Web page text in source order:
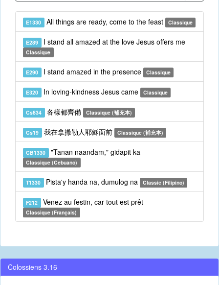
E1330 All things are ready, come to the feast Classique
E289 I stand all amazed at the love Jesus offers me
Classique
E290 I stand amazed in the presence Classique
E320 In loving-kindness Jesus came Classique
Cs834 各樣都齊備 Classique (補充本)
Cs19 我在拿撒勒人耶穌面前 Classique (補充本)
CB1330 "Tanan naandam," gidapit ka
Classique (Cebuano)
T1330 Pista'y handa na, dumulog na Classic (Filipino)
F212 Venez au festin, car tout est prêt
Classique (Français)
Colossiens 3.16